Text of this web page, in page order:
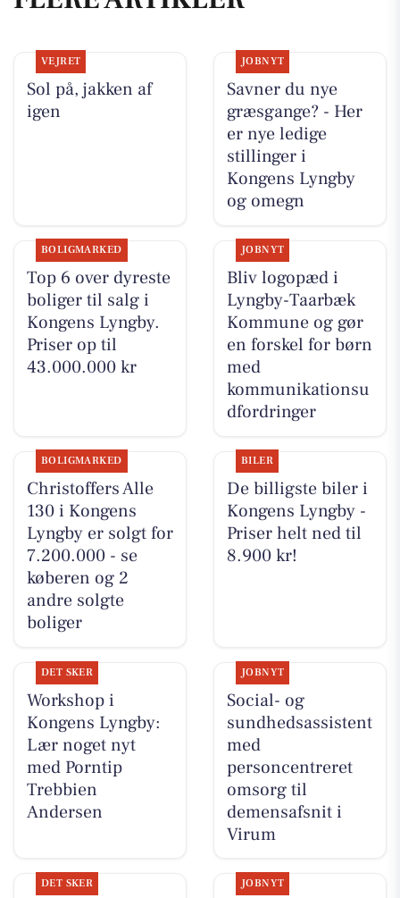
VEJRET
Sol på, jakken af
igen
JOBNYT
Savner du nye
græsgange? - Her
er nye ledige
stillinger i
Kongens Lyngby
og omegn
BOLIGMARKED
Top 6 over dyreste
boliger til salg i
Kongens Lyngby.
Priser op til
43.000.000 kr
JOBNYT
Bliv logopæd i
Lyngby-Taarbæk
Kommune og gør
en forskel for børn
med
kommunikationsu
dfordringer
BOLIGMARKED
Christoffers Alle
130 i Kongens
Lyngby er solgt for
7.200.000 - se
køberen og 2
andre solgte
boliger
BILER
De billigste biler i
Kongens Lyngby -
Priser helt ned til
8.900 kr!
DET SKER
Workshop i
Kongens Lyngby:
Lær noget nyt
med Porntip
Trebbien
Andersen
JOBNYT
Social- og
sundhedsassistent
med
personcentreret
omsorg til
demensafsnit i
Virum
DET SKER JOBNYT